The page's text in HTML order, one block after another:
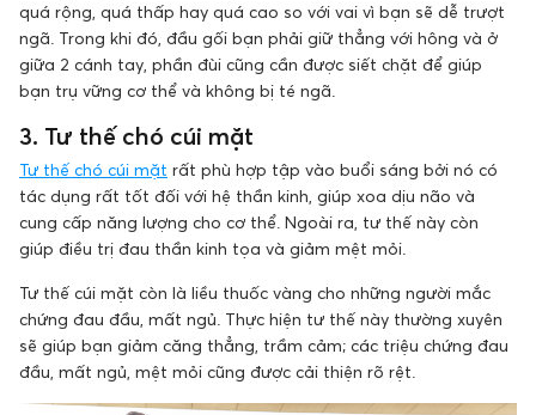
quá rộng, quá thấp hay quá cao so với vai vì bạn sẽ dễ trượt
ngã. Trong khi đó, đầu gối bạn phải giữ thẳng với hông và ở
giữa 2 cánh tay, phần đùi cũng cần được siết chặt để giúp
bạn trụ vững cơ thể và không bị té ngã.
3. Tư thế chó cúi mặt
Tư thế chó cúi mặt rất phù hợp tập vào buổi sáng bởi nó có
tác dụng rất tốt đối với hệ thần kinh, giúp xoa dịu não và
cung cấp năng lượng cho cơ thể. Ngoài ra, tư thế này còn
giúp điều trị đau thần kinh tọa và giảm mệt mỏi.
Tư thế cúi mặt còn là liều thuốc vàng cho những người mắc
chứng đau đầu, mất ngủ. Thực hiện tư thế này thường xuyên
sẽ giúp bạn giảm căng thẳng, trầm cảm; các triệu chứng đau
đầu, mất ngủ, mệt mỏi cũng được cải thiện rõ rệt.